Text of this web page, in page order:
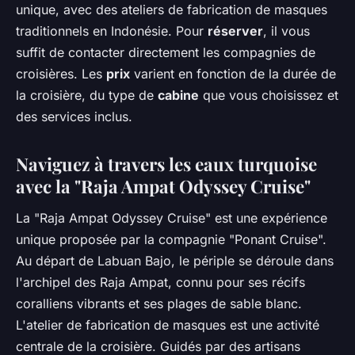
unique, avec des ateliers de fabrication de masques
traditionnels en Indonésie. Pour réserver, il vous
suffit de contacter directement les compagnies de
croisières. Les prix varient en fonction de la durée de
la croisière, du type de cabine que vous choisissez et
des services inclus.
Naviguez à travers les eaux turquoise
avec la "Raja Ampat Odyssey Cruise"
La "Raja Ampat Odyssey Cruise" est une expérience
unique proposée par la compagnie "Ponant Cruise".
Au départ de Labuan Bajo, le périple se déroule dans
l'archipel des Raja Ampat, connu pour ses récifs
coralliens vibrants et ses plages de sable blanc.
L'atelier de fabrication de masques est une activité
centrale de la croisière. Guidés par des artisans